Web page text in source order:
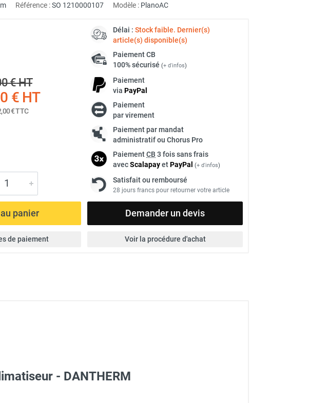
Référence :SO 1210000107 Modèle : PlanoAC
€HT
€HT
€TTC
Délai : Stock faible. Dernier(s)
article(s) disponible(s)
PaiementCB
100% sécurisé (+ d'infos)
Paiement
via PayPal
Paiement
par virement
Paiement par mandat
administratif ou Chorus Pro
PaiementCB 3 fois sans frais
avecScalapayetPayPal (+ d'infos)
Satisfait ou remboursé
28 jours francs pour retourner votre article
panier Demander un devis
de paiement Voir la procédure d'achat
- DANTHERM